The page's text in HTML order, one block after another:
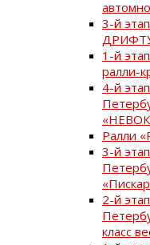
3-й
1-й
ралли-
4-й
Ралли
3-й
2-й
класс